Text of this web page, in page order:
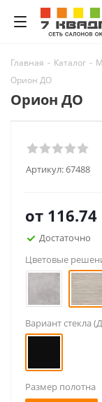
Главная - Каталог -
Орион ДО
Орион ДО
Артикул:67488
от 116.74
Достаточно
Цветовые
Вариант стекла
Размер полотна